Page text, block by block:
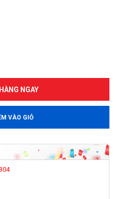
NGAY
VÀO GIỎ